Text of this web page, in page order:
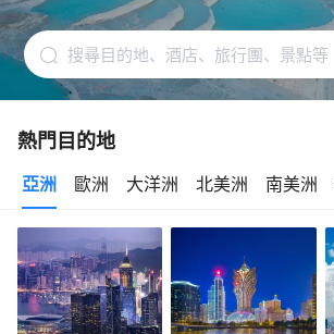
熱門目的地
亞洲 歐洲 大洋洲 北美洲 南美洲